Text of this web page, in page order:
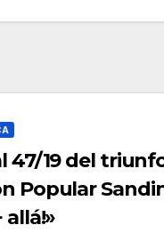
47/19 del
Popular
allá!»